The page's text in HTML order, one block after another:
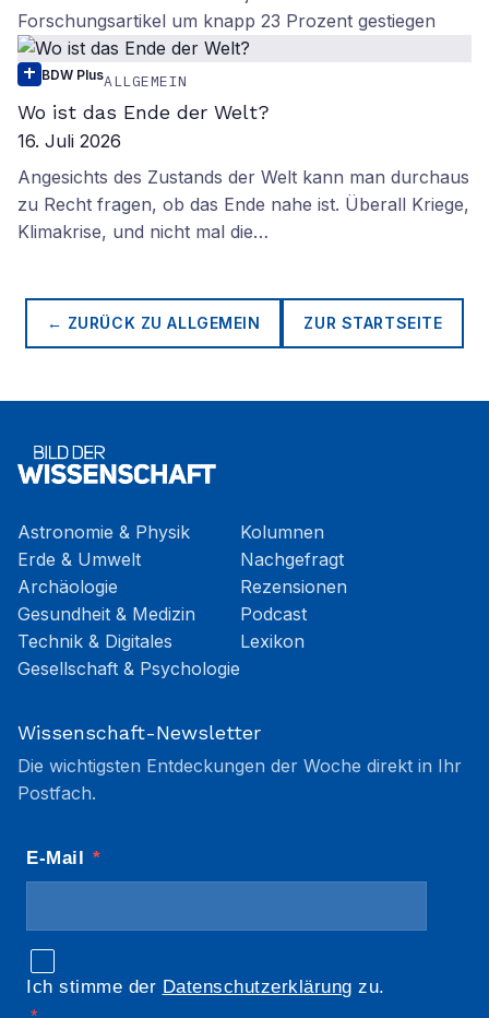
Forschungsartikel um knapp 23 Prozent gestiegen
BDW PlusALLGEMEIN
Wo ist das Ende der Welt?
16. Juli 2026
Angesichts des Zustands der Welt kann man durchaus
zu Recht fragen, ob das Ende nahe ist. Überall Kriege,
Klimakrise, und nicht mal die…
← ZURÜCK ZUALLGEMEIN ZUR STARTSEITE
Astronomie & Physik
Erde & Umwelt
Archäologie
Gesundheit & Medizin
Technik & Digitales
Gesellschaft & Psychologie
Kolumnen
Nachgefragt
Rezensionen
Podcast
Lexikon
Wissenschaft-Newsletter
Die wichtigsten Entdeckungen der Woche direkt in Ihr
Postfach.